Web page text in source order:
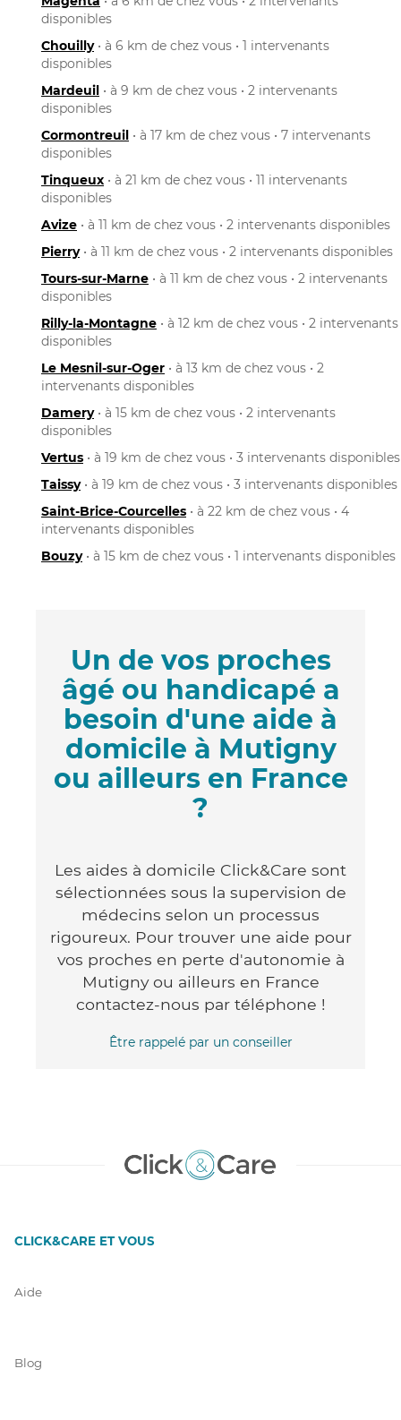
disponibles
Chouilly• à 6 km de chez vous • 1 intervenants
disponibles
Mardeuil • à 9 km de chez vous • 2 intervenants
disponibles
Cormontreuil • à 17 km de chez vous • 7 intervenants
disponibles
Tinqueux • à 21 km de chez vous • 11 intervenants
disponibles
Avize • à 11 km de chez vous • 2 intervenants disponibles
Pierry• à 11 km de chez vous • 2 intervenants disponibles
Tours-sur-Marne • à 11 km de chez vous • 2 intervenants
disponibles
Rilly-la-Montagne • à 12 km de chez vous • 2 intervenants
disponibles
Le Mesnil-sur-Oger • à 13 km de chez vous • 2
intervenants disponibles
Damery• à 15 km de chez vous • 2 intervenants
disponibles
Vertus • à 19 km de chez vous • 3 intervenants disponibles
Taissy• à 19 km de chez vous • 3 intervenants disponibles
Saint-Brice-Courcelles • à 22 km de chez vous • 4
intervenants disponibles
Bouzy• à 15 km de chez vous • 1 intervenants disponibles
Un de vos proches
âgé ou handicapé a
besoin d'une aide à
domicile à Mutigny
ou ailleurs en France
?
Les aides à domicile Click&Care sont
sélectionnées sous la supervision de
médecins selon un processus
rigoureux. Pour trouver une aide pour
vos proches en perte d'autonomie à
Mutigny ou ailleurs en France
contactez-nous par téléphone !
Être rappelé par un conseiller
CLICK&CARE ET VOUS
Aide
Blog